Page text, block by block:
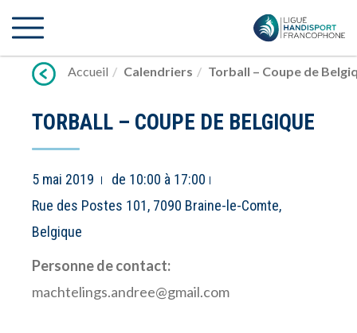
vers
Accueil
Calendriers Torball – Coupe de
TORBALL – COUPE DE BELGIQUE
5 mai 2019
de 10:00 à 17:00
Rue des Postes 101, 7090 Braine-le-Comte,
Belgique
Personne de contact:
machtelings.andree@gmail.com